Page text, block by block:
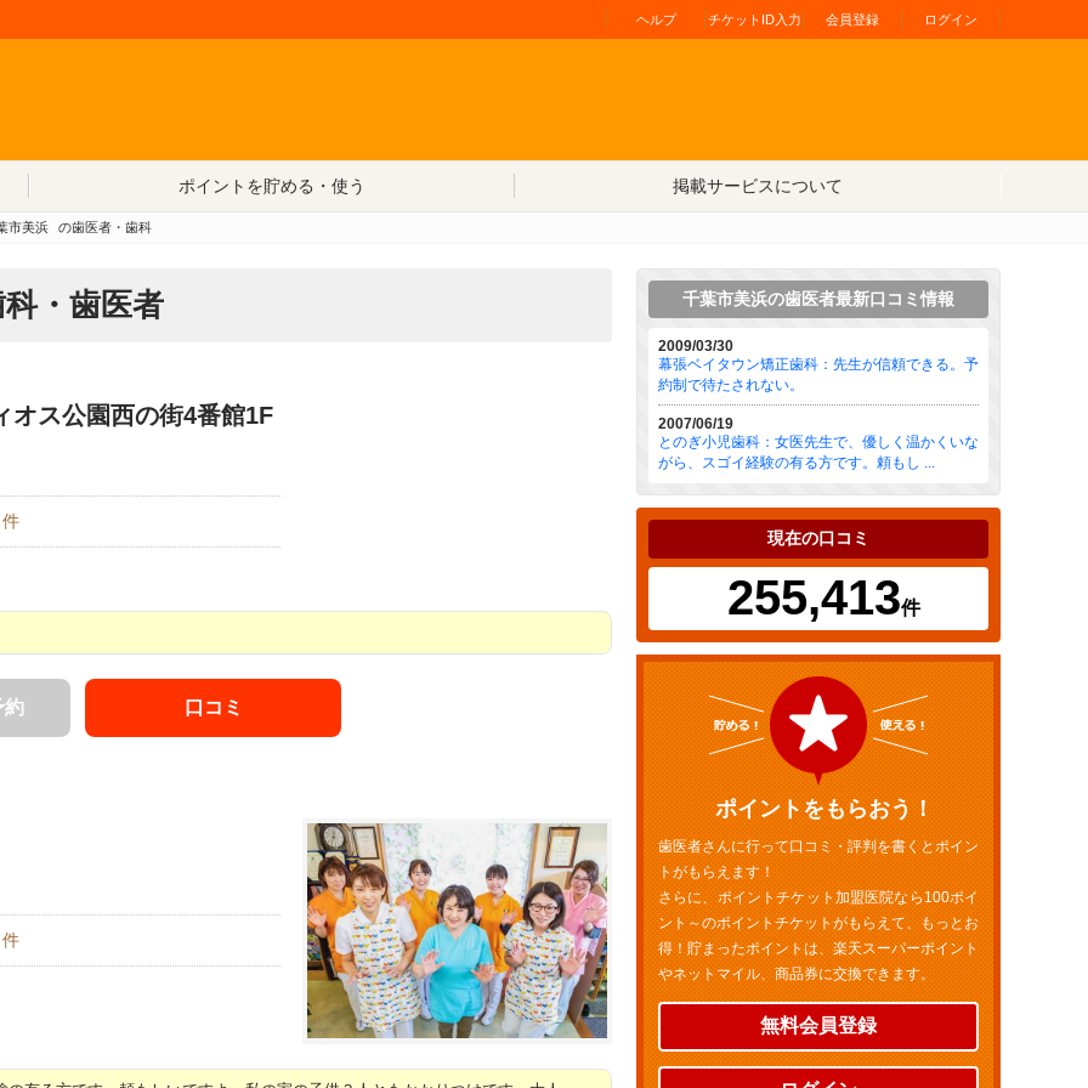
ヘルプ チケットID入力 会員登録 ログイン
ポイントを貯める・使う 掲載サービスについて
市美浜 の歯医者・歯科
・歯医者
オス公園西の街4番館1F
件
約 口コミ
件
千葉市美浜の歯医者最新口コミ情報
2009/03/30
幕張ベイタウン矯正歯科：先生が信頼できる。予
約制で待たされない。
2007/06/19
とのぎ小児歯科：女医先生で、優しく温かくいな
がら、スゴイ経験の有る方です。頼もし ...
現在の口コミ
255,413件
ポイントをもらおう！
歯医者さんに行って口コミ・評判を書くとポイン
トがもらえます！
さらに、ポイントチケット加盟医院なら100ポイ
ント～のポイントチケットがもらえて、もっとお
得！貯まったポイントは、楽天スーパーポイント
やネットマイル、商品券に交換できます。
無料会員登録